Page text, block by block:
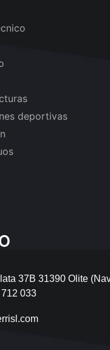
deportivas
37B 31390 Olite
033